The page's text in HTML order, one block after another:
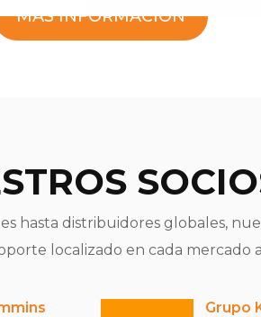
MÁS INFORMACIÓN
hasta distribuidores globales,
localizado en cada mercado
Grupo